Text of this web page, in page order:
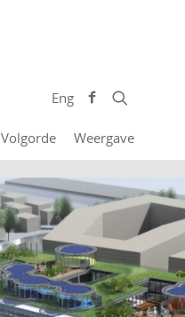
Eng
Volgorde Weergave